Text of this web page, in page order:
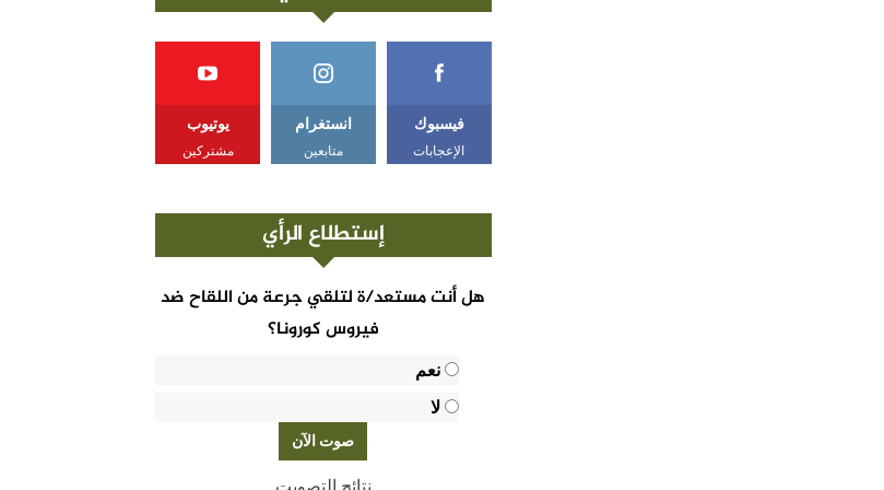
فيسبوك
الإعجابات
انستغرام
متابعين
يوتيوب
مشتركين
إستطلاع الرأي
هل أنت مستعد/ة لتلقي جرعة من اللقاح ضد
فيروس كورونا؟
نعم
لا